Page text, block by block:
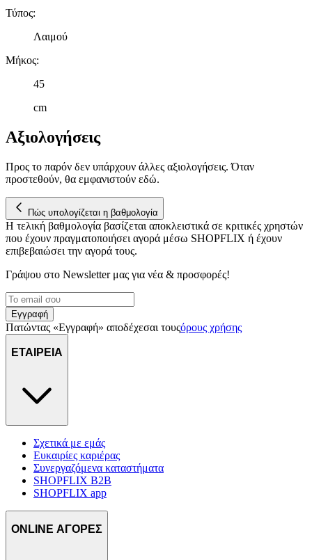
Τύπος:
Λαιμού
Μήκος:
45
cm
Αξιολογήσεις
Προς το παρόν δεν υπάρχουν άλλες αξιολογήσεις. Όταν
προστεθούν, θα εμφανιστούν εδώ.
Πώς υπολογίζεται η βαθμολογία
Η τελική βαθμολογία βασίζεται αποκλειστικά σε κριτικές χρηστών
που έχουν πραγματοποιήσει αγορά μέσω SHOPFLIX ή έχουν
επιβεβαιώσει την αγορά τους.
Γράψου στο Νewsletter μας για νέα & προσφορές!
Εγγραφή
Πατώντας «Εγγραφή» αποδέχεσαι τουςόρους χρήσης
ΕΤΑΙΡΕΙΑ
Σχετικά με εμάς
Ευκαιρίες καριέρας
Συνεργαζόμενα καταστήματα
SHOPFLIX B2B
SHOPFLIX app
ONLINE ΑΓΟΡΕΣ